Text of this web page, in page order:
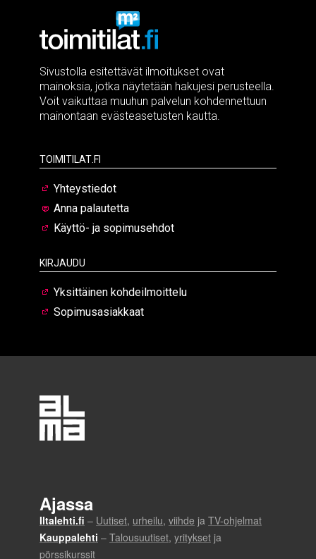
Sivustolla esitettävät ilmoitukset ovat
mainoksia, jotka näytetään hakujesi perusteella.
Voit vaikuttaa muuhun palvelun kohdennettuun
mainontaan evästeasetusten kautta.
Toimitilat.fi
Yhteystiedot
Anna palautetta
Käyttö- ja sopimusehdot
Kirjaudu
Yksittäinen kohdeilmoittelu
Sopimusasiakkaat